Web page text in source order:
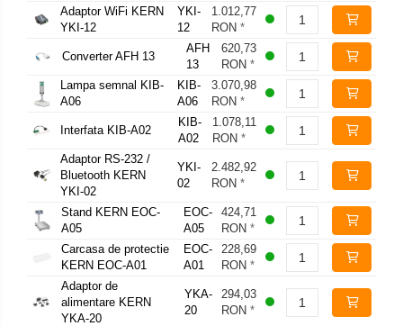
Adaptor WiFi KERN
YKI-12
YKI-
12
1.012,77
RON *
Converter AFH 13
AFH
13
620,73
RON*
Lampa semnal KIB-
A06
KIB-
A06
3.070,98
RON *
Interfata KIB-A02
KIB-
A02
1.078,11
RON *
Adaptor RS-232 /
Bluetooth KERN
YKI-02
YKI-
02
2.482,92
RON *
Stand KERN EOC-
A05
EOC-
A05
424,71
RON *
Carcasa de protectie
KERN EOC-A01
EOC-
A01
228,69
RON *
Adaptor de
alimentare KERN
YKA-20
YKA-
20
294,03
RON *